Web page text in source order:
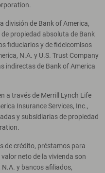
división de Bank of America,
propiedad absoluta de Bank
fiduciarios y de fideicomisos
N.A. y U.S. Trust Company
indirectas de Bank of America
a través de Merrill Lynch Life
Insurance Services, Inc.,
y subsidiarias de propiedad
de crédito, préstamos para
neto de la vivienda son
y bancos afiliados,